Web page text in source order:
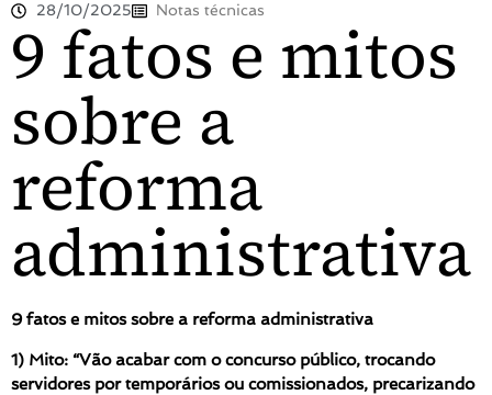
28/10/2025 Notas técnicas
9 fatos e mitos
sobre a
reforma
administrativa
9 fatos e mitos sobre a reforma administrativa
1) Mito: “Vão acabar com o concurso público, trocando
servidores por temporários ou comissionados, precarizando